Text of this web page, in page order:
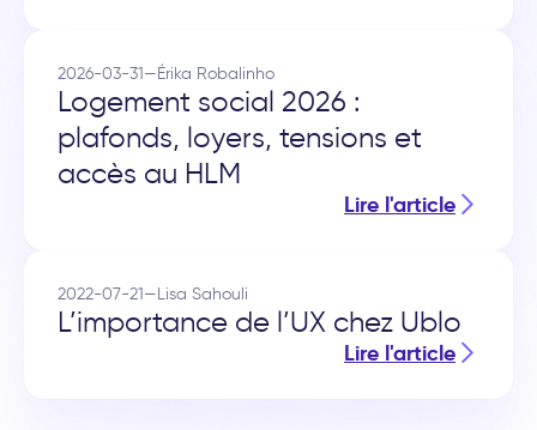
2026-03-31—Érika Robalinho
Logement social 2026 :
plafonds, loyers, tensions et
accès au HLM
Lire l'article
2022-07-21—Lisa Sahouli
L’importance de l’UX chez Ublo
Lire l'article